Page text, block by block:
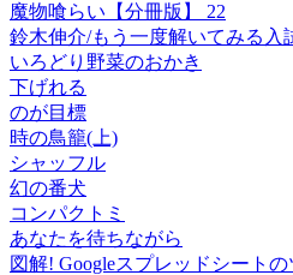
魔物喰らい【分冊版】 22
鈴木伸介/もう一度解いてみる入
いろどり野菜のおかき
下げれる
のが目標
時の鳥籠(上)
シャッフル
幻の番犬
コンパクトミ
あなたを待ちながら
図解! Googleスプレッドシート